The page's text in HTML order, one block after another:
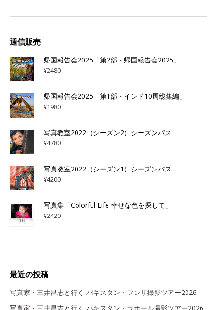
通信販売
帰国報告会2025「第2部・帰国報告会2025」
¥2480
帰国報告会2025「第1部・インド10周総集編」
¥1980
写真教室2022（シーズン2）シーズンパス
¥4780
写真教室2022（シーズン1）シーズンパス
¥4200
写真集「Colorful Life 幸せな色を探して」
¥2420
最近の投稿
写真家・三井昌志と行く パキスタン・フンザ撮影ツアー2026
写真家・三井昌志と行く パキスタン・ラホール撮影ツアー2026